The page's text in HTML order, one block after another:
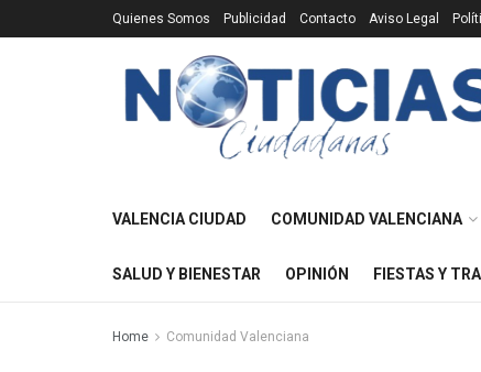
Quienes Somos Publicidad Contacto Aviso Legal
VALENCIA CIUDAD COMUNIDAD VALENCIANA
SALUD Y BIENESTAR OPINIÓN FIESTAS Y
Home Comunidad Valenciana